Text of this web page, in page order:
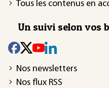
Tous les contenus en
Un suivi selon vos
Nos newsletters
Nos flux RSS